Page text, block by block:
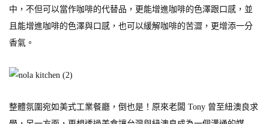
中，不但可以當作咖啡的代替品，更能增進咖啡的色澤跟口感，並
且能增進咖啡的色澤與口感，也可以緩解咖啡的苦澀，更增添一分
香氣。
整體氛圍宛如美式工業餐廳，倒也是！原來老闆 Tony 曾至紐澳良求